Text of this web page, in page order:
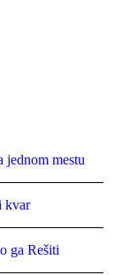
jednom mestu
kvar
ga Rešiti